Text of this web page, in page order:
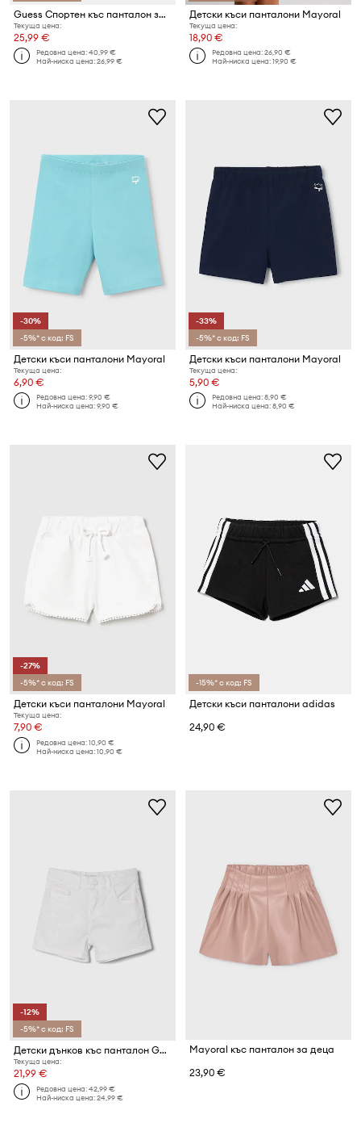
Guess Спортен къс панталон за деца памук
Текуща цена:
25,99 €
Редовна цена:40,99 €
Най-ниска цена:26,99 €
Детски къси панталони Mayoral
Текуща цена:
18,90 €
Редовна цена:26,90 €
Най-ниска цена:19,90 €
-30%
-5%* с код: FS
Детски къси панталони Mayoral
Текуща цена:
6,90 €
Редовна цена:9,90 €
Най-ниска цена:9,90 €
-33%
-5%* с код: FS
Детски къси панталони Mayoral
Текуща цена:
5,90 €
Редовна цена:8,90 €
Най-ниска цена:8,90 €
-27%
-5%* с код: FS
Детски къси панталони Mayoral
Текуща цена:
7,90 €
Редовна цена:10,90 €
Най-ниска цена:10,90 €
-15%* с код: FS
Детски къси панталони adidas
24,90 €
-12%
-5%* с код: FS
Детски дънков къс панталон Guess
Текуща цена:
21,99 €
Редовна цена:42,99 €
Най-ниска цена:24,99 €
Mayoral къс панталон за деца
23,90 €